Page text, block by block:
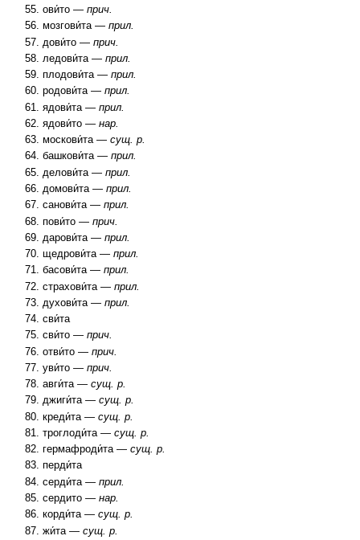
ови́то —прич.
мозгови́та —прил.
дови́то —прич.
ледови́та —прил.
плодови́та —прил.
родови́та —прил.
ядови́та —прил.
ядови́то —нар.
москови́та —сущ. р.
башкови́та —прил.
делови́та —прил.
домови́та —прил.
санови́та —прил.
пови́то —прич.
дарови́та —прил.
щедрови́та —прил.
басови́та —прил.
страхови́та —прил.
духови́та —прил.
сви́та
сви́то —прич.
отви́то —прич.
уви́то —прич.
авги́та —сущ. р.
джиги́та —сущ. р.
креди́та —сущ. р.
троглоди́та —сущ. р.
гермафроди́та —сущ. р.
перди́та
серди́та —прил.
сердито —нар.
корди́та —сущ. р.
жи́та —сущ. р.